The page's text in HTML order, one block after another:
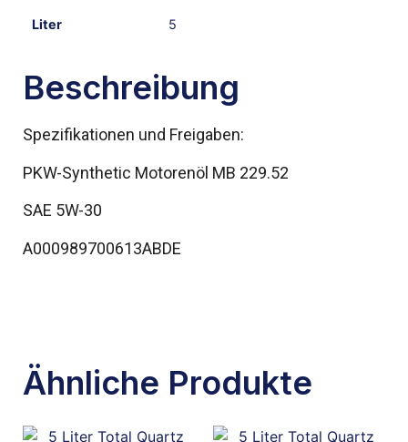
Liter 5
Beschreibung
Spezifikationen und Freigaben:
PKW-Synthetic Motorenöl MB 229.52
SAE 5W-30
A000989700613ABDE
Ähnliche Produkte